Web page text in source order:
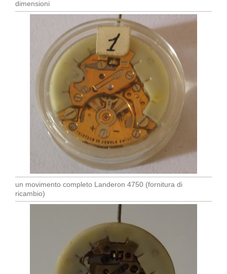
dimensioni
un movimento completo Landeron 4750 (fornitura di
ricambio)